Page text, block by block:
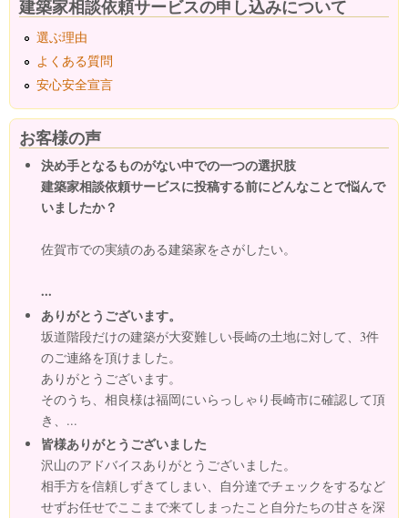
建築家相談依頼サービスの申し込みについて
選ぶ理由
よくある質問
安心安全宣言
お客様の声
決め手となるものがない中での一つの選択肢
建築家相談依頼サービスに投稿する前にどんなことで悩んで
いましたか？
佐賀市での実績のある建築家をさがしたい。
...
ありがとうございます。
坂道階段だけの建築が大変難しい長崎の土地に対して、3件
のご連絡を頂けました。
ありがとうございます。
そのうち、相良様は福岡にいらっしゃり長崎市に確認して頂
き、...
皆様ありがとうございました
沢山のアドバイスありがとうございました。
相手方を信頼しずきてしまい、自分達でチェックをするなど
せずお任せでここまで来てしまったこと自分たちの甘さを深